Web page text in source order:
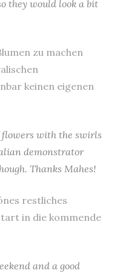
they would look a bit
zu machen
keinen eigenen
flowers with the swirls
demonstrator
Thanks Mahes!
restliches
in die kommende
and a good